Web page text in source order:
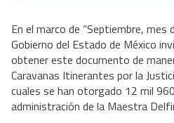
En el marco de “Septiembre, mes
Gobierno del Estado de México
obtener este documento de
Caravanas Itinerantes por la
cuales se han otorgado 12 mil
administración de la Maestra